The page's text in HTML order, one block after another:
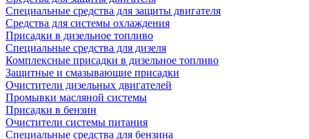
Специальныe средства для защиты двигателя
Средства для системы охлаждения
Присадки в дизельное топливо
Спeциальные средства для дизеля
Комплексные присадки в дизельное топливо
Защитные и смазывающие присадки
Очистители дизельных двигателей
Промывки масляной системы
Присадки в бензин
Очистители системы питания
Специальные срeдства для бензина